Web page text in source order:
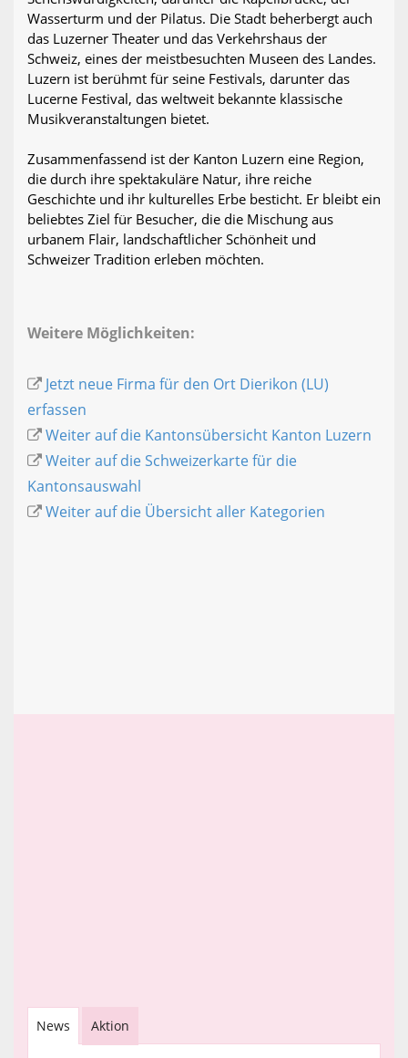
Wasserturm und der Pilatus. Die Stadt beherbergt auch
das Luzerner Theater und das Verkehrshaus der
Schweiz, eines der meistbesuchten Museen des Landes.
Luzern ist berühmt für seine Festivals, darunter das
Lucerne Festival, das weltweit bekannte klassische
Musikveranstaltungen bietet.
Zusammenfassend ist der Kanton Luzern eine Region,
die durch ihre spektakuläre Natur, ihre reiche
Geschichte und ihr kulturelles Erbe besticht. Er bleibt ein
beliebtes Ziel für Besucher, die die Mischung aus
urbanem Flair, landschaftlicher Schönheit und
Schweizer Tradition erleben möchten.
Weitere Möglichkeiten:
Jetzt neue Firma für den Ort Dierikon (LU)
erfassen
Weiter auf die Kantonsübersicht Kanton Luzern
Weiter auf die Schweizerkarte für die
Kantonsauswahl
Weiter auf die Übersicht aller Kategorien
News Aktion